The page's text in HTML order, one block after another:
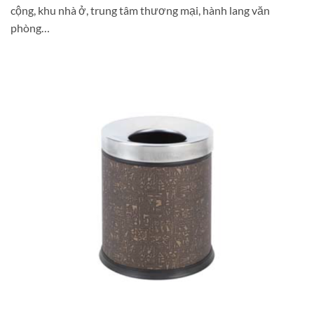
cộng, khu nhà ở, trung tâm thương mại, hành lang văn
phòng…